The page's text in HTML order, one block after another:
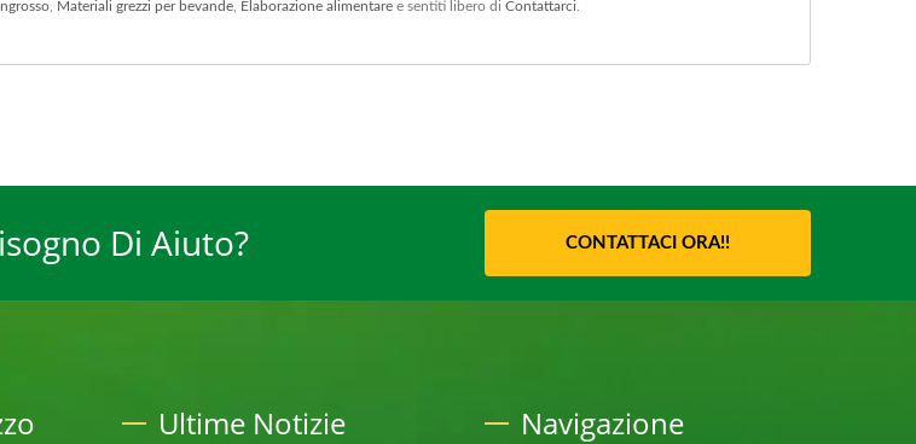
Materiali grezzi per bevande Elaborazione alimentare e sentiti libero di Contattarci
Di Aiuto? CONTATTACI ORA!!
Ultime Notizie Navigazione